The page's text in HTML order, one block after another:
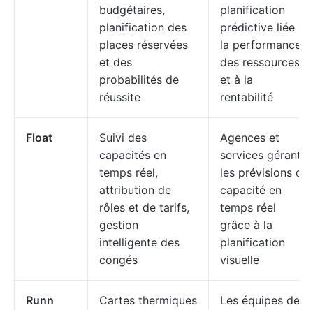
budgétaires,
planification des
places réservées
et des
probabilités de
réussite
planification
prédictive liée à
la performance
des ressources
et à la
rentabilité
Float
Suivi des
capacités en
temps réel,
attribution de
rôles et de tarifs,
gestion
intelligente des
congés
Agences et
services gérant
les prévisions de
capacité en
temps réel
grâce à la
planification
visuelle
Runn
Cartes thermiques
Les équipes de